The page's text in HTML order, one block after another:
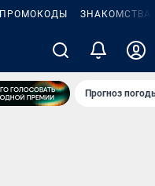
ПРОМОКОДЫ ЗНАКОМСТВА
Прогноз